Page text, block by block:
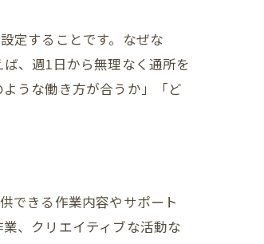
定することです。なぜな
、週1日から無理なく通所を
うな働き方が合うか」「ど
できる作業内容やサポート
、クリエイティブな活動な